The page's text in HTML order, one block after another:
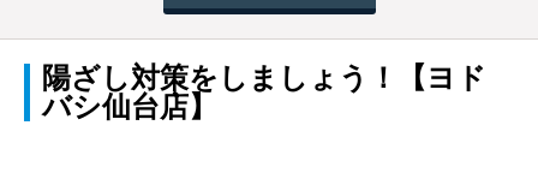
陽ざし対策をしましょう！【ヨド
バシ仙台店】